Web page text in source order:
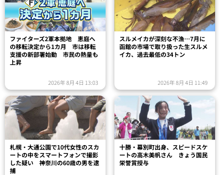
ファイターズ2軍本拠地 恵庭へ
の移転決定から1カ月 市は移転
支援の新部署始動 市民の熱量も
上昇
2026年 8月 4日 13:03
スルメイカが深刻な不漁…7月に
函館の市場で取り扱った生スルメ
イカ、過去最低の34トン
2026年 8月 4日 11:49
札幌・大通公園で10代女性のスカ
ートの中をスマートフォンで撮影
した疑い 神奈川の60歳の男を逮
捕
十勝・幕別町出身、スピードスケ
ートの高木美帆さん きょう国民
栄誉賞授与